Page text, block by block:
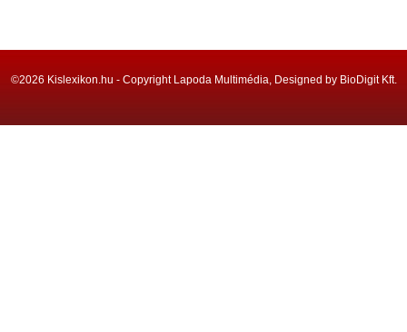
©2026 Kislexikon.hu - Copyright Lapoda Multimédia, Designed by BioDigit Kft.